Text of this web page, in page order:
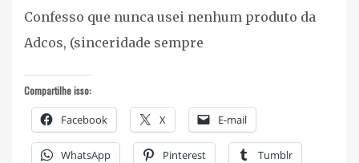
Confesso que nunca usei nenhum produto da
Adcos, (sinceridade sempre
Compartilhe isso:
Facebook X E-mail
WhatsApp Pinterest Tumblr